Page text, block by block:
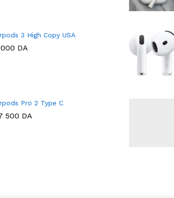
3 High Copy USA
DA
Pro 2 Type C
500 DA